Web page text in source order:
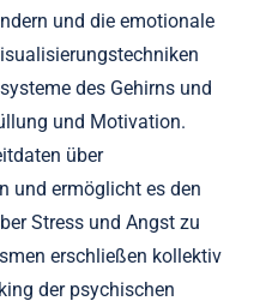
und die emotionale
des Gehirns und
und Motivation.
über
und ermöglicht es den
Stress und Angst zu
erschließen kollektiv
der psychischen